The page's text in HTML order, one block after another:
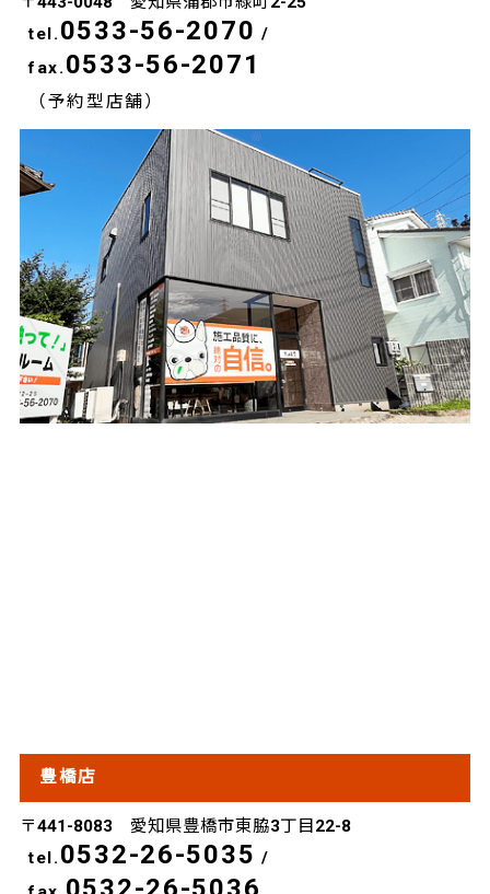
tel. 0533-56-2070 /
fax. 0533-56-2071
（予約型店舗）
豊橋店
〒441-8083 愛知県豊橋市東脇3丁目22-8
tel. 0532-26-5035 /